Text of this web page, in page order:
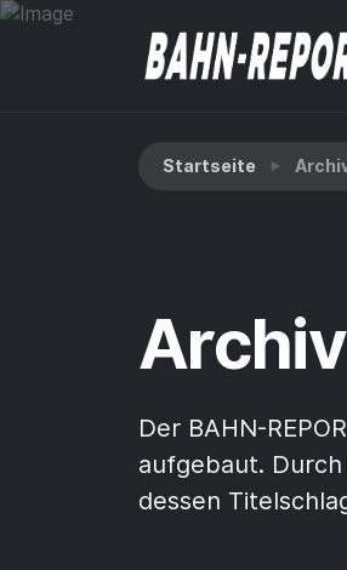
Startseite
Archiv
Der BAHN-
aufgebaut.
dessen